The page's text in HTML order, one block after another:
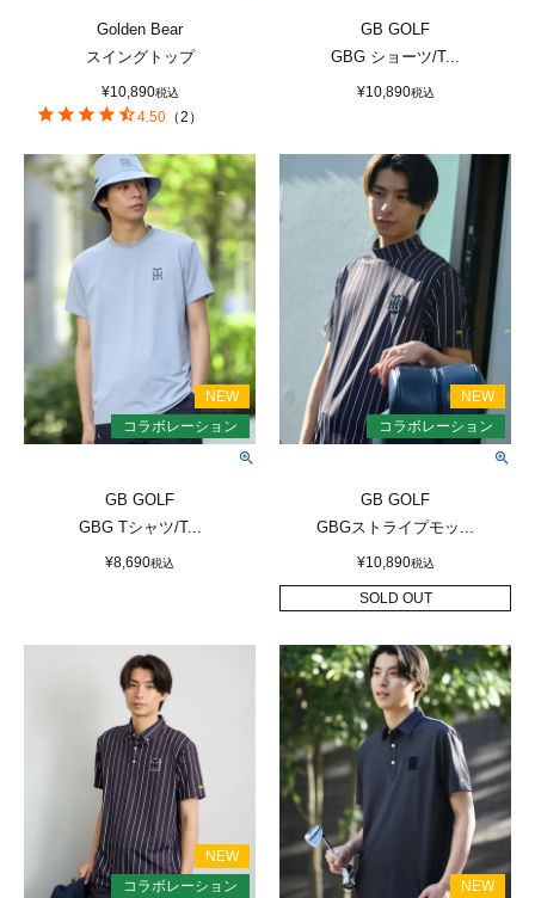
Golden Bear
スイングトップ
¥10,890税込
4.50 （2 ）
GB GOLF
GBG ショーツ/T...
¥10,890税込
GB GOLF
GBG Tシャツ/T...
¥8,690税込
GB GOLF
GBGストライプモッ...
¥10,890税込
SOLD OUT